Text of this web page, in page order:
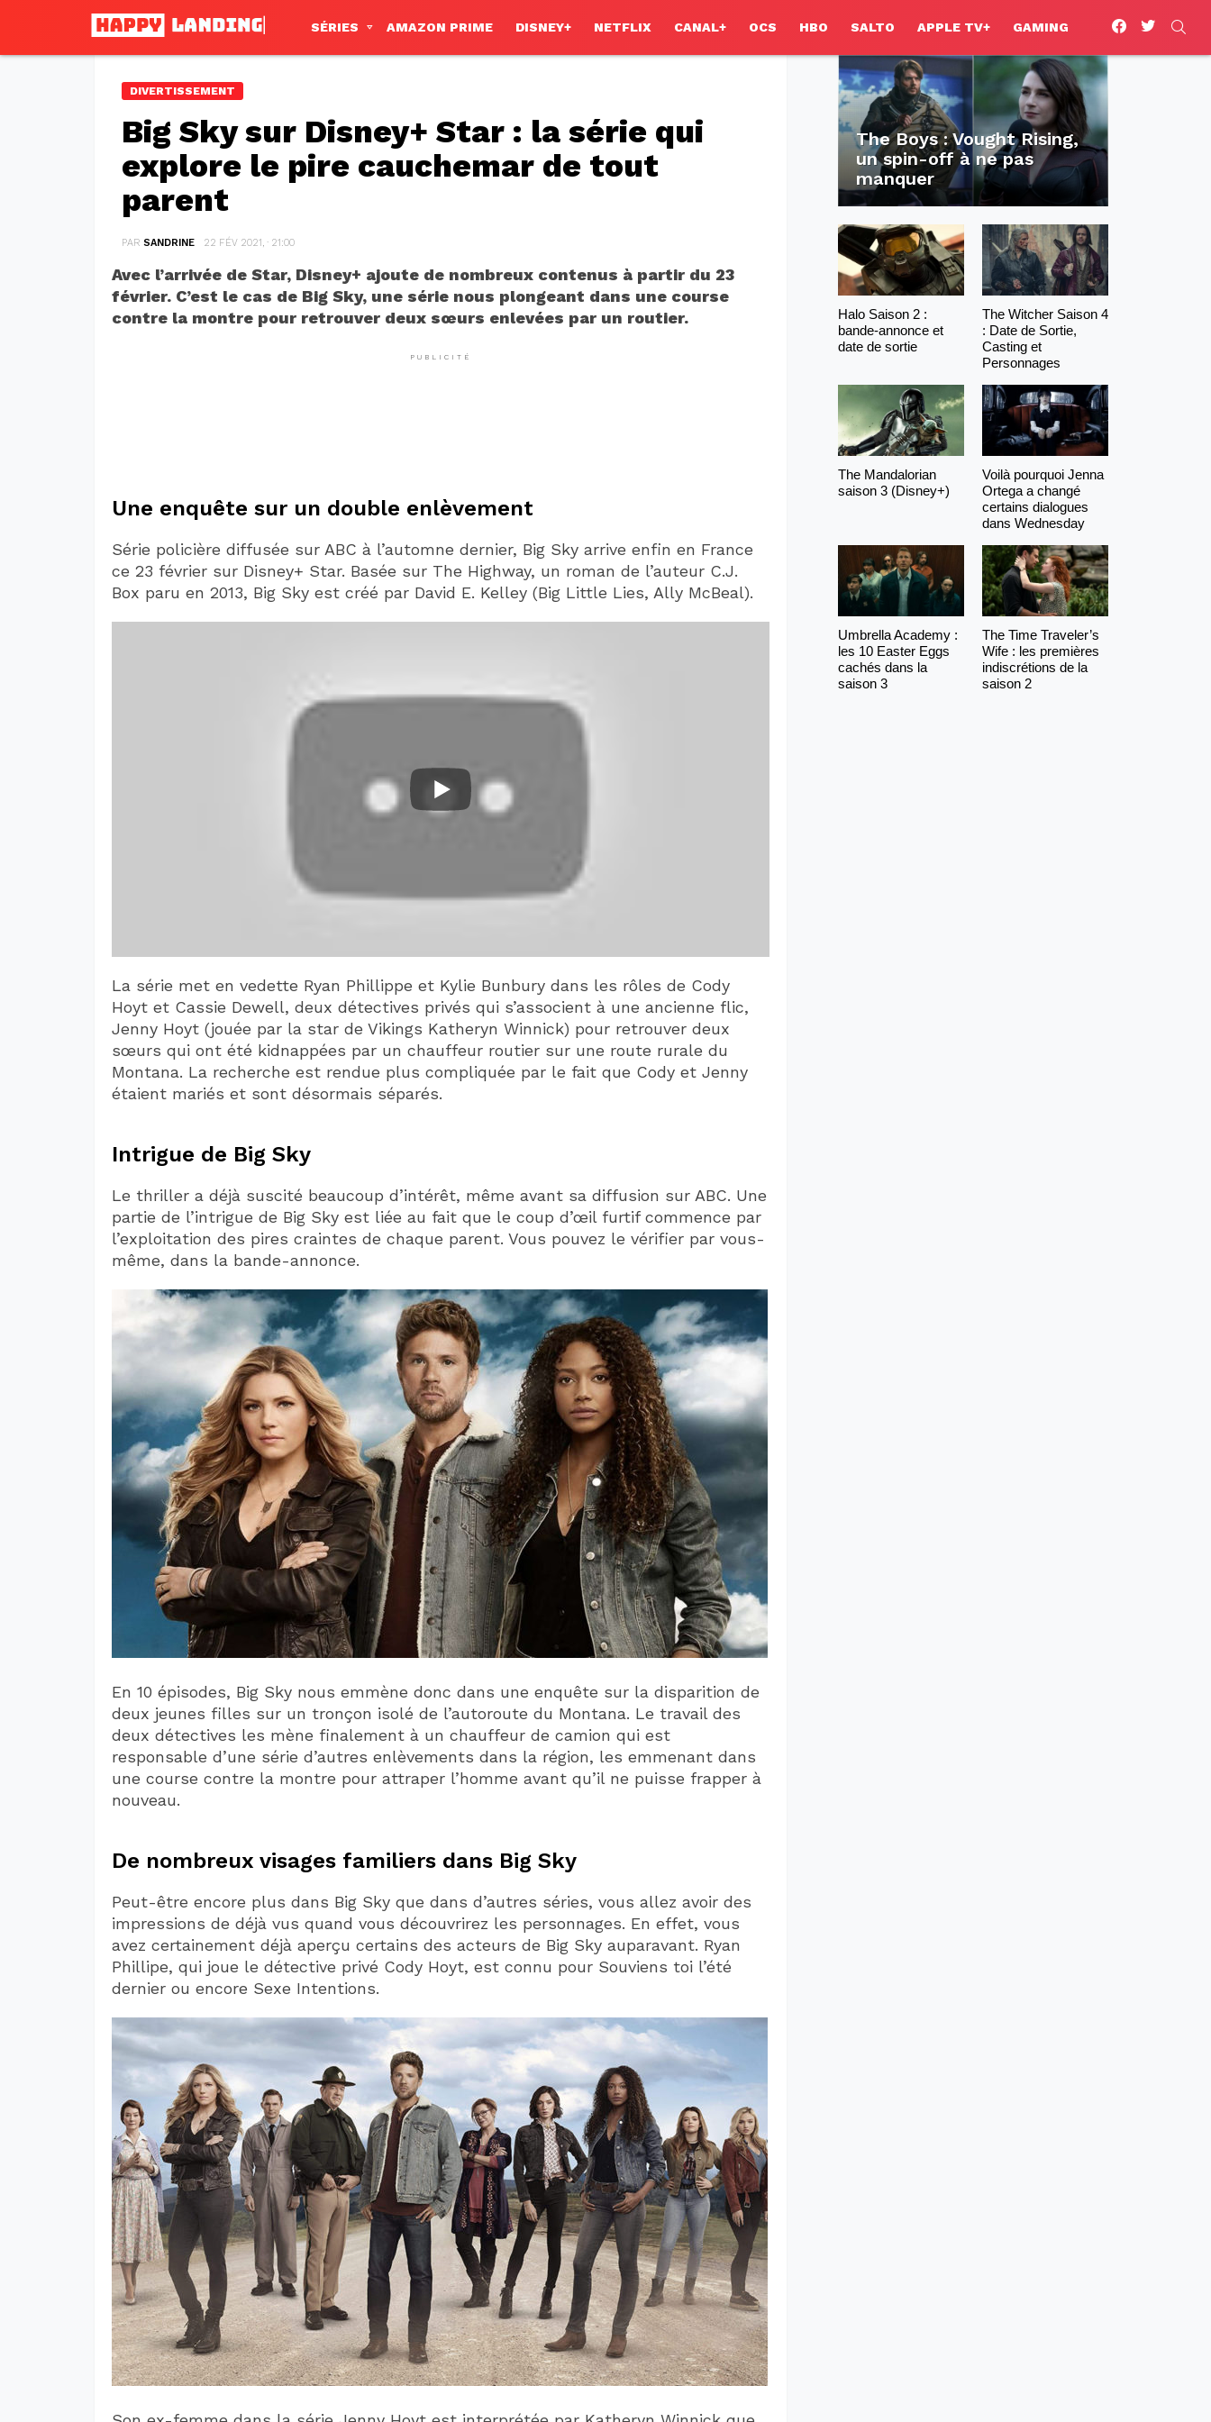
SÉRIES AMAZON PRIME DISNEY+ NETFLIX CANAL+ OCS HBO SALTO APPLE TV+ GAMING
facebooktwitter
DIVERTISSEMENT
Big Sky sur Disney+ Star : la série qui
explore le pire cauchemar de tout
parent
PAR SANDRINE 22 FÉV 2021, · 21:00
Avec l’arrivée de Star, Disney+ ajoute de nombreux contenus à partir du 23
février. C’est le cas de Big Sky, une série nous plongeant dans une course
contre la montre pour retrouver deux sœurs enlevées par un routier.
PUBLICITÉ
Une enquête sur un double enlèvement
Série policière diffusée sur ABC à l’automne dernier, Big Sky arrive enfin en France
ce 23 février sur Disney+ Star. Basée sur The Highway, un roman de l’auteur C.J.
Box paru en 2013, Big Sky est créé par David E. Kelley (Big Little Lies, Ally McBeal).
La série met en vedette Ryan Phillippe et Kylie Bunbury dans les rôles de Cody
Hoyt et Cassie Dewell, deux détectives privés qui s’associent à une ancienne flic,
Jenny Hoyt (jouée par la star de Vikings Katheryn Winnick) pour retrouver deux
sœurs qui ont été kidnappées par un chauffeur routier sur une route rurale du
Montana. La recherche est rendue plus compliquée par le fait que Cody et Jenny
étaient mariés et sont désormais séparés.
Intrigue de Big Sky
Le thriller a déjà suscité beaucoup d’intérêt, même avant sa diffusion sur ABC. Une
partie de l’intrigue de Big Sky est liée au fait que le coup d’œil furtif commence par
l’exploitation des pires craintes de chaque parent. Vous pouvez le vérifier par vous-
même, dans la bande-annonce.
En 10 épisodes, Big Sky nous emmène donc dans une enquête sur la disparition de
deux jeunes filles sur un tronçon isolé de l’autoroute du Montana. Le travail des
deux détectives les mène finalement à un chauffeur de camion qui est
responsable d’une série d’autres enlèvements dans la région, les emmenant dans
une course contre la montre pour attraper l’homme avant qu’il ne puisse frapper à
nouveau.
De nombreux visages familiers dans Big Sky
Peut-être encore plus dans Big Sky que dans d’autres séries, vous allez avoir des
impressions de déjà vus quand vous découvrirez les personnages. En effet, vous
avez certainement déjà aperçu certains des acteurs de Big Sky auparavant. Ryan
Phillipe, qui joue le détective privé Cody Hoyt, est connu pour Souviens toi l’été
dernier ou encore Sexe Intentions.
The Boys : Vought Rising,
un spin-off à ne pas
manquer
Halo Saison 2 :
bande-annonce et
date de sortie
The Witcher Saison 4
: Date de Sortie,
Casting et
Personnages
The Mandalorian
saison 3 (Disney+)
Voilà pourquoi Jenna
Ortega a changé
certains dialogues
dans Wednesday
Umbrella Academy :
les 10 Easter Eggs
cachés dans la
saison 3
The Time Traveler’s
Wife : les premières
indiscrétions de la
saison 2